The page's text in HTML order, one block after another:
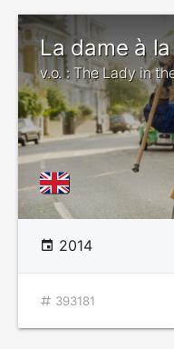
La dame à
v.o. : The Lady in
2014
393181